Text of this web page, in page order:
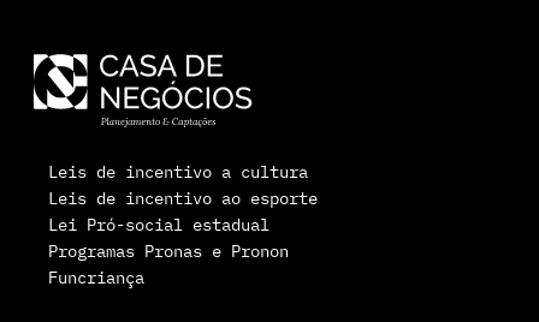
Leis de incentivo a cultura
Leis de incentivo ao esporte
Lei Pró-social estadual
Programas Pronas e Pronon
Funcriança